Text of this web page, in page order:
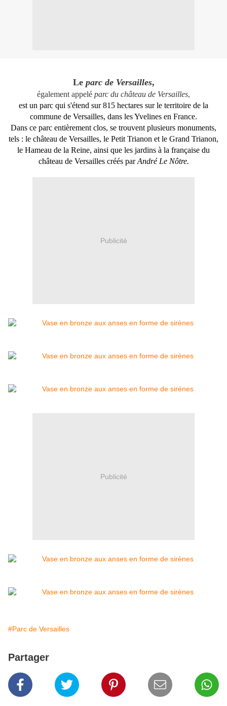
Le parc de Versailles,
également appelé parc du château de Versailles,
est un parc qui s'étend sur 815 hectares sur le territoire de la
commune de Versailles, dans les Yvelines en France.
Dans ce parc entièrement clos, se trouvent plusieurs monuments,
tels : le château de Versailles, le Petit Trianon et le Grand Trianon,
le Hameau de la Reine, ainsi que les jardins à la française du
château de Versailles créés parAndré Le Nôtre.
Publicité
Publicité
#Parc de Versailles
Partager